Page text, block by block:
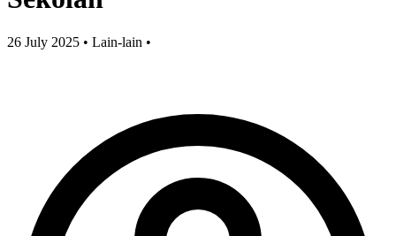
26 July 2025 • Lain-lain •